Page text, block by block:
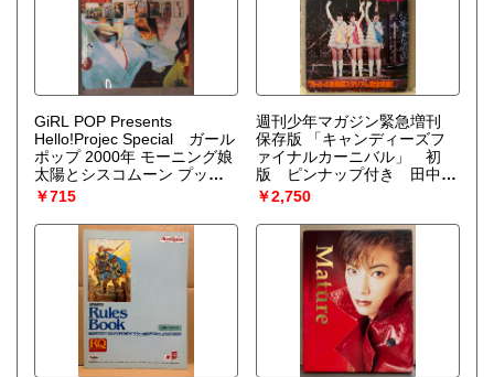
GiRL POP Presents
Hello!Projec Special ガール
ポップ 2000年 モーニング娘
太陽とシスコムーン プッチ
モニ カントリー娘
￥715
週刊少年マガジン緊急増刊
保存版 「キャンディーズフ
ァイナルカーニバル」 初
版 ピンナップ付き 田中好
子・伊藤蘭・藤村美樹
1978年4月4日後楽園スタジ
アム完全収録
￥2,750